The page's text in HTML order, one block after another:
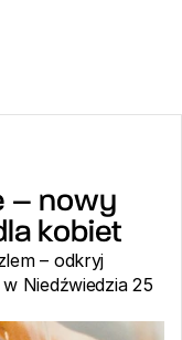
– nowy
kobiet
– odkryj
Niedźwiedzia 25